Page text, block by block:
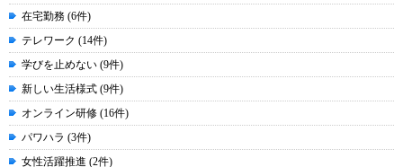
在宅勤務 (6件)
テレワーク (14件)
学びを止めない (9件)
新しい生活様式 (9件)
オンライン研修 (16件)
パワハラ (3件)
女性活躍推進 (2件)